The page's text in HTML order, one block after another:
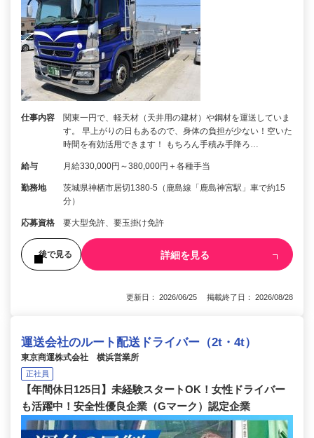
仕事内容
関東一円で、軽天材（天井用の建材）や鋼材を運送していま
す。 早上がりの日もあるので、身体の負担が少ない！空いた
時間を有効活用できます！ もちろん手積み手降ろ…
給与 月給330,000円～380,000円＋各種手当
勤務地
茨城県神栖市居切1380-5（鹿島線「鹿島神宮駅」車で約15
分）
応募資格 要大型免許、要玉掛け免許
後で見る 詳細を見る
更新日： 2026/06/25 掲載終了日： 2026/08/28
運送会社のルート配送ドライバー（2t・4t）
東京商運株式会社 横浜営業所
正社員
【年間休日125日】未経験スタートOK！女性ドライバー
も活躍中！安全性優良企業（Gマーク）認定企業